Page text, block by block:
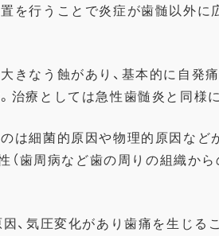
を行 うことで炎症が歯髄以外に
きなう蝕があり、 基本的に自発痛
治療としては急性歯髄炎と同様
は細菌的原因や物理的原因など
（ 歯周病など歯の周りの組織から
、 気圧変化があり歯痛を生じる